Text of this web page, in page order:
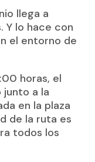
llega a
Y lo hace con
el entorno de
horas, el
a la
en la plaza
de la ruta es
todos los